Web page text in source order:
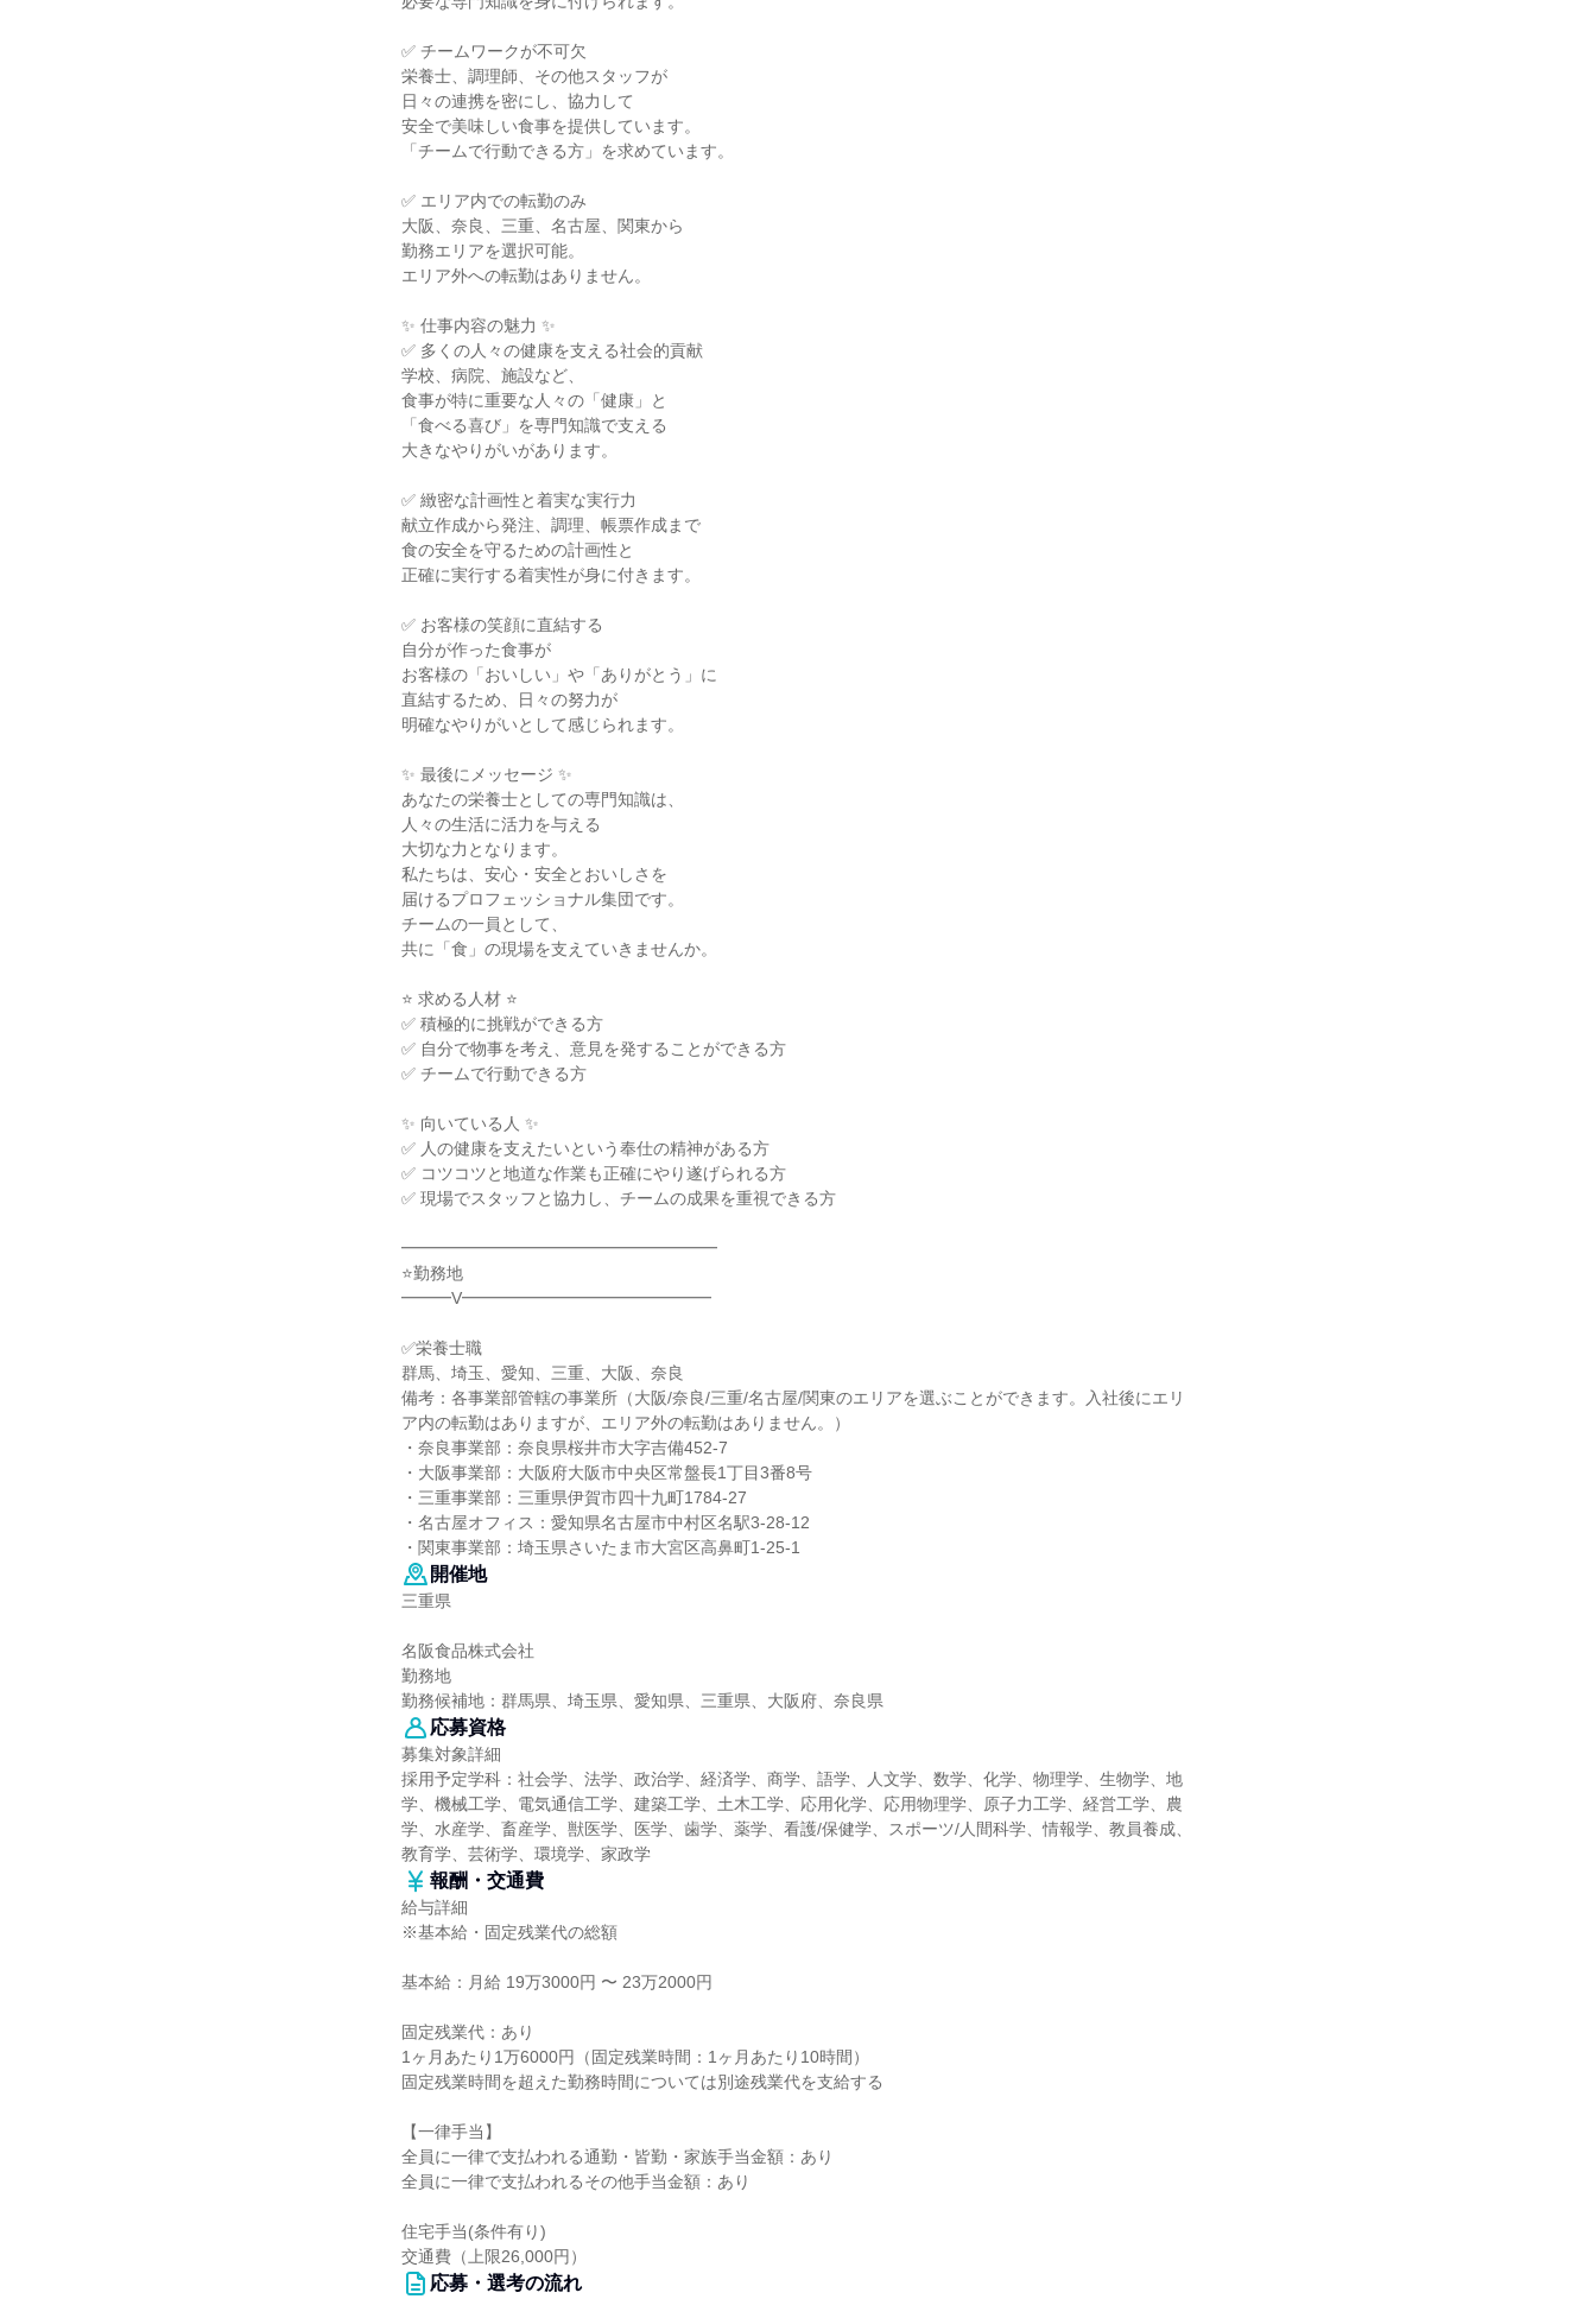
✅ チームワークが不可欠
栄養士、調理師、その他スタッフが
日々の連携を密にし、協力して
安全で美味しい食事を提供しています。
「チームで行動できる方」を求めています。
✅ エリア内での転勤のみ
大阪、奈良、三重、名古屋、関東から
勤務エリアを選択可能。
エリア外への転勤はありません。
✨ 仕事内容の魅力 ✨
✅ 多くの人々の健康を支える社会的貢献
学校、病院、施設など、
食事が特に重要な人々の「健康」と
「食べる喜び」を専門知識で支える
大きなやりがいがあります。
✅ 緻密な計画性と着実な実行力
献立作成から発注、調理、帳票作成まで
食の安全を守るための計画性と
正確に実行する着実性が身に付きます。
✅ お客様の笑顔に直結する
自分が作った食事が
お客様の「おいしい」や「ありがとう」に
直結するため、日々の努力が
明確なやりがいとして感じられます。
✨ 最後にメッセージ ✨
あなたの栄養士としての専門知識は、
人々の生活に活力を与える
大切な力となります。
私たちは、安心・安全とおいしさを
届けるプロフェッショナル集団です。
チームの一員として、
共に「食」の現場を支えていきませんか。
⭐ 求める人材 ⭐
✅ 積極的に挑戦ができる方
✅ 自分で物事を考え、意見を発することができる方
✅ チームで行動できる方
✨ 向いている人 ✨
✅ 人の健康を支えたいという奉仕の精神がある方
✅ コツコツと地道な作業も正確にやり遂げられる方
✅ 現場でスタッフと協力し、チームの成果を重視できる方
━━━━━━━━━━━━━━━━━━━
⭐勤務地
━━━V━━━━━━━━━━━━━━━
✅栄養士職
群馬、埼玉、愛知、三重、大阪、奈良
備考：各事業部管轄の事業所（大阪/奈良/三重/名古屋/関東のエリアを選ぶことができます。入社後にエリ
ア内の転勤はありますが、エリア外の転勤はありません。）
・奈良事業部：奈良県桜井市大字吉備452-7
・大阪事業部：大阪府大阪市中央区常盤長1丁目3番8号
・三重事業部：三重県伊賀市四十九町1784-27
・名古屋オフィス：愛知県名古屋市中村区名駅3-28-12
・関東事業部：埼玉県さいたま市大宮区高鼻町1-25-1
開催地
三重県
名阪食品株式会社
勤務地
勤務候補地：群馬県、埼玉県、愛知県、三重県、大阪府、奈良県
応募資格
募集対象詳細
採用予定学科：社会学、法学、政治学、経済学、商学、語学、人文学、数学、化学、物理学、生物学、地
学、機械工学、電気通信工学、建築工学、土木工学、応用化学、応用物理学、原子力工学、経営工学、農
学、水産学、畜産学、獣医学、医学、歯学、薬学、看護/保健学、スポーツ/人間科学、情報学、教員養成、
教育学、芸術学、環境学、家政学
報酬・交通費
給与詳細
※基本給・固定残業代の総額
基本給：月給 19万3000円 〜 23万2000円
固定残業代：あり
1ヶ月あたり1万6000円（固定残業時間：1ヶ月あたり10時間）
固定残業時間を超えた勤務時間については別途残業代を支給する
【一律手当】
全員に一律で支払われる通勤・皆勤・家族手当金額：あり
全員に一律で支払われるその他手当金額：あり
住宅手当(条件有り)
交通費（上限26,000円）
応募・選考の流れ